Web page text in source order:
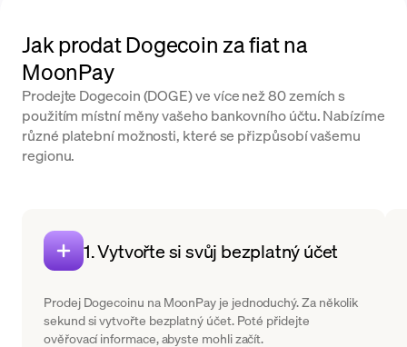
Jak prodat Dogecoin za fiat na
MoonPay
Prodejte Dogecoin (DOGE) ve více než 80 zemích s
použitím místní měny vašeho bankovního účtu. Nabízíme
různé platební možnosti, které se přizpůsobí vašemu
regionu.
1. Vytvořte si svůj bezplatný účet
Prodej Dogecoinu na MoonPay je jednoduchý. Za několik
sekund si vytvořte bezplatný účet. Poté přidejte
ověřovací informace, abyste mohli začít.